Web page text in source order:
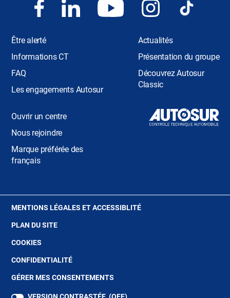
Être alerté
Informations CT
FAQ
Les engagements Autosur
Actualités
Présentation du groupe
Découvrez Autosur
Classic
Ouvrir un centre
Nous rejoindre
Marque préférée des
français
MENTIONS LÉGALES ET ACCESSIBLITÉ(OUVRE
PLAN DU SITE
COOKIES
UNE
FENÊTRE)
CONFIDENTIALITÉ(OUVRE
UNE
GÉRER MES CONSENTEMENTS